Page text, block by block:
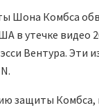
Шона Комбса
в утечке видео
Вентура. Эти
защиты Комбса,